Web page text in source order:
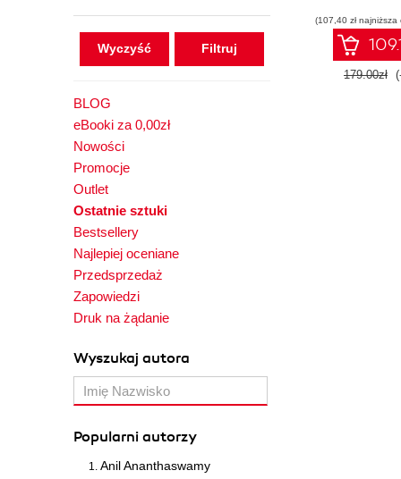
Wyczyść
BLOG
eBooki za 0,00zł
Nowości
Promocje
Outlet
Ostatnie sztuki
Bestsellery
Najlepiej oceniane
Przedsprzedaż
Zapowiedzi
Druk na żądanie
Wyszukaj autora
Popularni autorzy
Anil Ananthaswamy
więcej.
(107,40 zł
179.00zł